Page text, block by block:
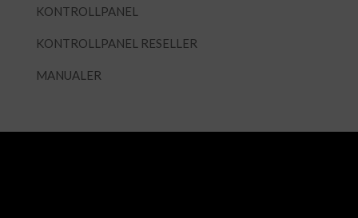
KONTROLLPANEL
KONTROLLPANEL RESELLER
MANUALER